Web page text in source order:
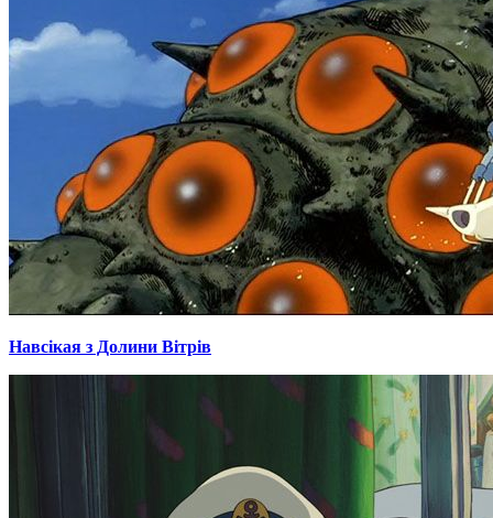
Навсікая з Долини Вітрів